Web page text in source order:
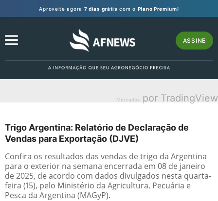
Aproveite agora 7 dias grátis com o Plano Premium!
ASSINE
Mercados por TradingView
Trigo Argentina: Relatório de Declaração de
Vendas para Exportação (DJVE)
Confira os resultados das vendas de trigo da Argentina
para o exterior na semana encerrada em 08 de janeiro
de 2025, de acordo com dados divulgados nesta quarta-
feira (15), pelo Ministério da Agricultura, Pecuária e
Pesca da Argentina (MAGyP).